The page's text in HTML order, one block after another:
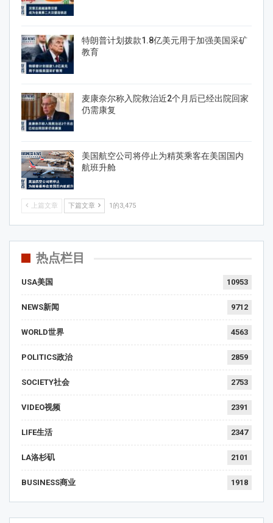
特朗普计划拨款1.8亿美元用于加强美国采矿
教育
麦康奈尔称入院救治近2个月后已经出院回家
仍需康复
美国航空公司将停止为精英乘客在美国国内
航班升舱
上篇文章 下篇文章 1的3,475
热点栏目
USA美国 10953
NEWS新闻 9712
WORLD世界 4563
POLITICS政治 2859
SOCIETY社会 2753
VIDEO视频 2391
LIFE生活 2347
LA洛杉矶 2101
BUSINESS商业 1918